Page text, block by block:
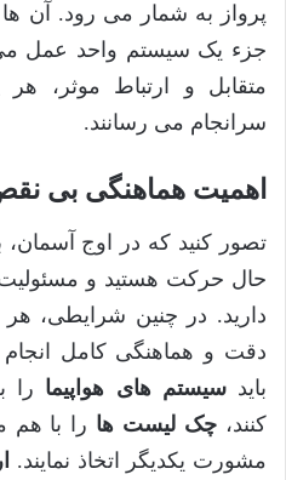
پرواز به شمار می رود. آن
جزء یک سیستم واحد عمل می
متقابل و ارتباط موثر،
سرانجام می رسانند.
اهمیت هماهنگی بی
تصور کنید که در اوج
حال حرکت هستید و
دارید. در چنین شرایطی،
دقت و هماهنگی کامل
بایدسیستم های هواپیما را
کنند، چک لیست ها را با هم
مشورت یکدیگر اتخاذ نمایند.